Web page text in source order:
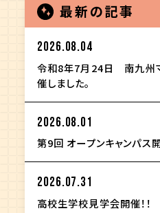
最新の記事
2026.08.04
令和8年7月24日 南九
催しました。
2026.08.01
第9回 オープンキャンパス開
2026.07.31
高校生学校見学会開催！！